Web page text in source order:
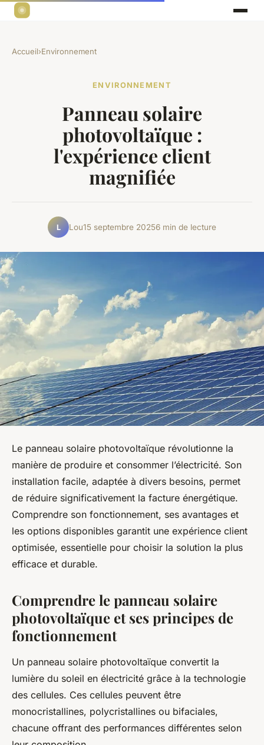
Accueil›Environnement
ENVIRONNEMENT
Panneau solaire
photovoltaïque :
l'expérience client
magnifiée
L Lou15 septembre 20256 min de lecture
Le panneau solaire photovoltaïque révolutionne la
manière de produire et consommer l’électricité. Son
installation facile, adaptée à divers besoins, permet
de réduire significativement la facture énergétique.
Comprendre son fonctionnement, ses avantages et
les options disponibles garantit une expérience client
optimisée, essentielle pour choisir la solution la plus
efficace et durable.
Comprendre le panneau solaire
photovoltaïque et ses principes de
fonctionnement
Un panneau solaire photovoltaïque convertit la
lumière du soleil en électricité grâce à la technologie
des cellules. Ces cellules peuvent être
monocristallines, polycristallines ou bifaciales,
chacune offrant des performances différentes selon